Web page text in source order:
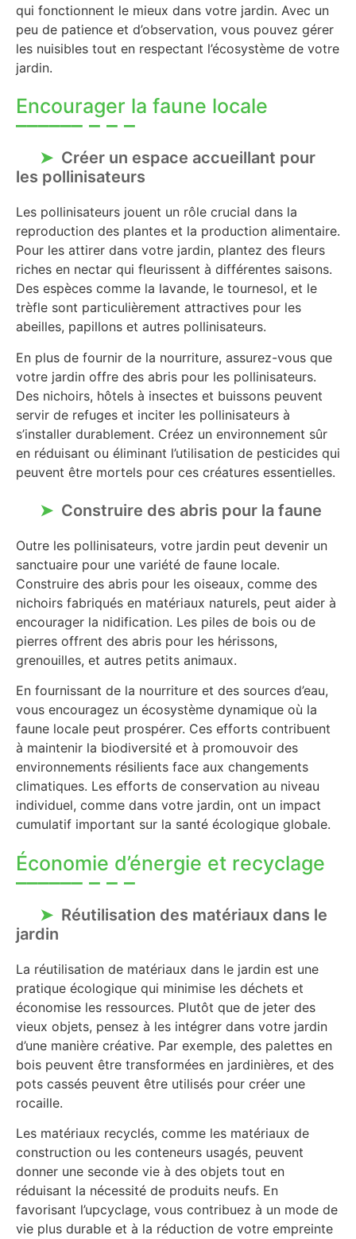
qui fonctionnent le mieux dans votre jardin. Avec un
peu de patience et d’observation, vous pouvez gérer
les nuisibles tout en respectant l’écosystème de votre
jardin.
Encourager la faune locale
Créer un espace accueillant pour
les pollinisateurs
Les pollinisateurs jouent un rôle crucial dans la
reproduction des plantes et la production alimentaire.
Pour les attirer dans votre jardin, plantez des fleurs
riches en nectar qui fleurissent à différentes saisons.
Des espèces comme la lavande, le tournesol, et le
trèfle sont particulièrement attractives pour les
abeilles, papillons et autres pollinisateurs.
En plus de fournir de la nourriture, assurez-vous que
votre jardin offre des abris pour les pollinisateurs.
Des nichoirs, hôtels à insectes et buissons peuvent
servir de refuges et inciter les pollinisateurs à
s’installer durablement. Créez un environnement sûr
en réduisant ou éliminant l’utilisation de pesticides qui
peuvent être mortels pour ces créatures essentielles.
Construire des abris pour la faune
Outre les pollinisateurs, votre jardin peut devenir un
sanctuaire pour une variété de faune locale.
Construire des abris pour les oiseaux, comme des
nichoirs fabriqués en matériaux naturels, peut aider à
encourager la nidification. Les piles de bois ou de
pierres offrent des abris pour les hérissons,
grenouilles, et autres petits animaux.
En fournissant de la nourriture et des sources d’eau,
vous encouragez un écosystème dynamique où la
faune locale peut prospérer. Ces efforts contribuent
à maintenir la biodiversité et à promouvoir des
environnements résilients face aux changements
climatiques. Les efforts de conservation au niveau
individuel, comme dans votre jardin, ont un impact
cumulatif important sur la santé écologique globale.
Économie d’énergie et recyclage
Réutilisation des matériaux dans le
jardin
La réutilisation de matériaux dans le jardin est une
pratique écologique qui minimise les déchets et
économise les ressources. Plutôt que de jeter des
vieux objets, pensez à les intégrer dans votre jardin
d’une manière créative. Par exemple, des palettes en
bois peuvent être transformées en jardinières, et des
pots cassés peuvent être utilisés pour créer une
rocaille.
Les matériaux recyclés, comme les matériaux de
construction ou les conteneurs usagés, peuvent
donner une seconde vie à des objets tout en
réduisant la nécessité de produits neufs. En
favorisant l’upcyclage, vous contribuez à un mode de
vie plus durable et à la réduction de votre empreinte